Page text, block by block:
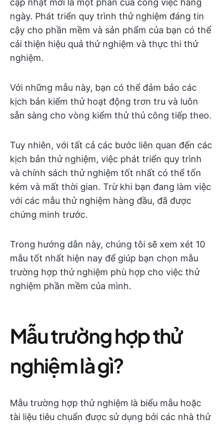
cập nhật mới là một phần của công việc hàng
ngày. Phát triển quy trình thử nghiệm đáng tin
cậy cho phần mềm và sản phẩm của bạn có thể
cải thiện hiệu quả thử nghiệm và thực thi thử
nghiệm.
Với những mẫu này, bạn có thể đảm bảo các
kịch bản kiểm thử hoạt động trơn tru và luôn
sẵn sàng cho vòng kiểm thử thủ công tiếp theo.
Tuy nhiên, với tất cả các bước liên quan đến các
kịch bản thử nghiệm, việc phát triển quy trình
và chính sách thử nghiệm tốt nhất có thể tốn
kém và mất thời gian. Trừ khi bạn đang làm việc
với các mẫu thử nghiệm hàng đầu, đã được
chứng minh trước.
Trong hướng dẫn này, chúng tôi sẽ xem xét 10
mẫu tốt nhất hiện nay để giúp bạn chọn mẫu
trường hợp thử nghiệm phù hợp cho việc thử
nghiệm phần mềm của mình.
Mẫu trường hợp thử
nghiệm là gì?
Mẫu trường hợp thử nghiệm là biểu mẫu hoặc
tài liệu tiêu chuẩn được sử dụng bởi các nhà thử